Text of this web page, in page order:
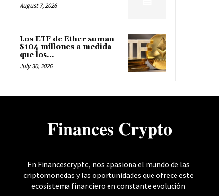
August 7, 2026
Los ETF de Ether suman
$104 millones a medida
que los...
July 30, 2026
𝐅𝐢𝐧𝐚𝐧𝐜𝐞𝐬 𝐂𝐫𝐲𝐩𝐭𝐨
En Financescrypto, nos apasiona el mundo de las
criptomonedas y las oportunidades que ofrece este
ecosistema financiero en constante evolución